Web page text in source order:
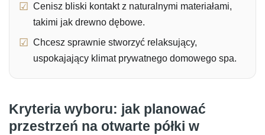
Cenisz bliski kontakt z naturalnymi materiałami,
takimi jak drewno dębowe.
Chcesz sprawnie stworzyć relaksujący,
uspokajający klimat prywatnego domowego spa.
Kryteria wyboru: jak planować
przestrzeń na otwarte półki w